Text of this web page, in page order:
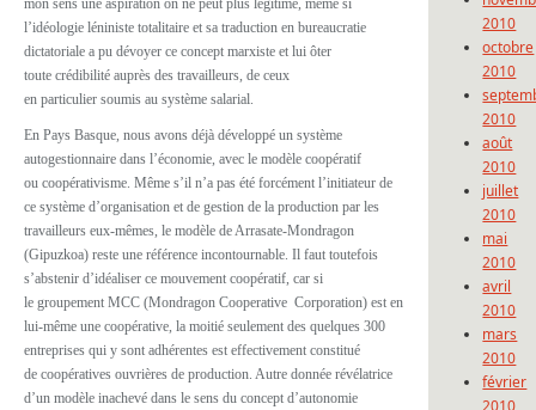
mon sens une aspiration on ne peut plus légitime, même si
l’idéologie léniniste totalitaire et sa traduction en bureaucratie
dictatoriale a pu dévoyer ce concept marxiste et lui ôter
toute crédibilité auprès des travailleurs, de ceux
en particulier soumis au système salarial.
En Pays Basque, nous avons déjà développé un système
autogestionnaire dans l’économie, avec le modèle coopératif
ou coopérativisme. Même s’il n’a pas été forcément l’initiateur de
ce système d’organisation et de gestion de la production par les
travailleurs eux-mêmes, le modèle de Arrasate-Mondragon
(Gipuzkoa) reste une référence incontournable. Il faut toutefois
s’abstenir d’idéaliser ce mouvement coopératif, car si
le groupement MCC (Mondragon Cooperative Corporation) est en
lui-même une coopérative, la moitié seulement des quelques 300
entreprises qui y sont adhérentes est effectivement constitué
de coopératives ouvrières de production. Autre donnée révélatrice
d’un modèle inachevé dans le sens du concept d’autonomie
2010
octobre
2010
2010
août
2010
juillet
2010
mai
2010
avril
2010
mars
2010
février